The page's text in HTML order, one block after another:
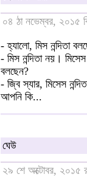
০৪ ঠা নভেম্বর, ২০১৫
- হ্যালো, মিস নন্দিতা
- মিস নন্দিতা নয়।
বলছেন?
- জ্বি স্যার, মিসেস
আপনি কি...
ঘেউ
২৯ শে অক্টোবর, ২০১৫